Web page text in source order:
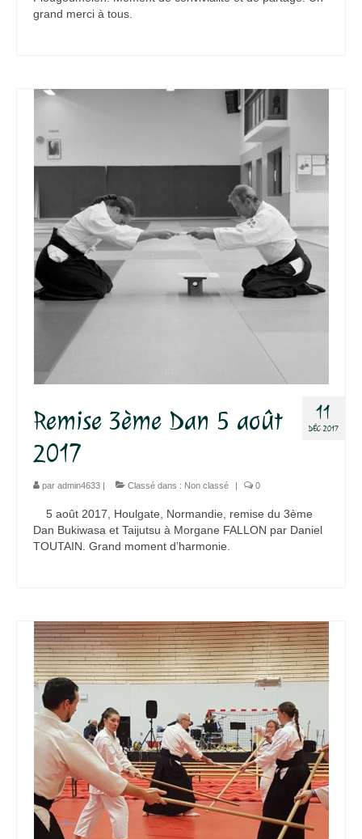
grand merci à tous.
11
DÉC 2017
Remise 3ème Dan 5 août
2017
par admin4633 | Classé dans : Non classé | 0
5 août 2017, Houlgate, Normandie, remise du 3ème
Dan Bukiwasa et Taijutsu à Morgane FALLON par Daniel
TOUTAIN. Grand moment d’harmonie.